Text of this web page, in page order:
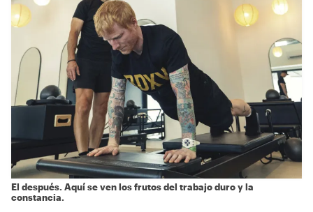
El después. Aquí se ven los frutos del trabajo duro y la
constancia.